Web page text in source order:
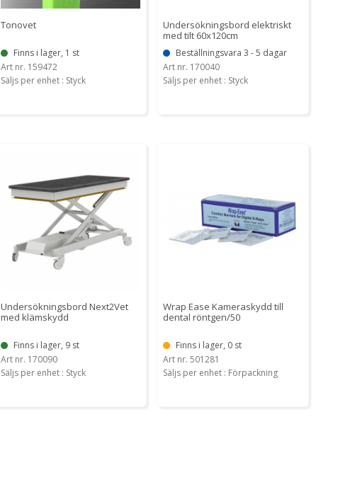
Tonovet
Finns i lager, 1 st
Art nr. 159472
Säljs per enhet : Styck
Undersökningsbord elektriskt
med tilt 60x120cm
Beställningsvara 3 - 5 dagar
Art nr. 170040
Säljs per enhet : Styck
Undersökningsbord Next2Vet
med klämskydd
Finns i lager, 9 st
Art nr. 170090
Säljs per enhet : Styck
Wrap Ease Kameraskydd till
dental röntgen/50
Finns i lager, 0 st
Art nr. 501281
Säljs per enhet : Förpackning